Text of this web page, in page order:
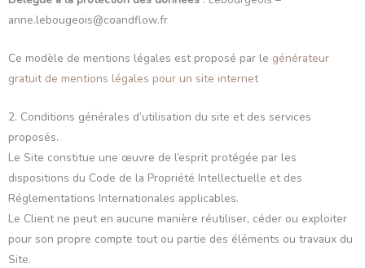
anne.lebougeois@coandflow.fr
Ce modèle de mentions légales est proposé par le générateur
gratuit de mentions légales pour un site internet
2. Conditions générales d’utilisation du site et des services
proposés.
Le Site constitue une œuvre de l’esprit protégée par les
dispositions du Code de la Propriété Intellectuelle et des
Réglementations Internationales applicables.
Le Client ne peut en aucune manière réutiliser, céder ou exploiter
pour son propre compte tout ou partie des éléments ou travaux du
Site.